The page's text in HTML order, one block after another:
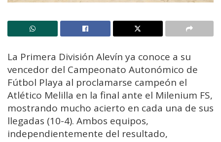
La Primera División Alevín ya conoce a su
vencedor del Campeonato Autonómico de
Fútbol Playa al proclamarse campeón el
Atlético Melilla en la final ante el Milenium FS,
mostrando mucho acierto en cada una de sus
llegadas (10-4). Ambos equipos,
independientemente del resultado,